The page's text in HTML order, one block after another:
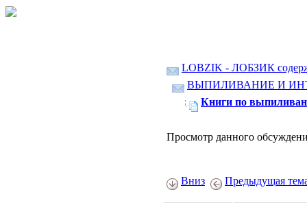
LOBZIK - ЛОБЗИК
ВЫПИЛИВАНИЕ И
Книги по
Просмотр данного
Вниз Предыдущая